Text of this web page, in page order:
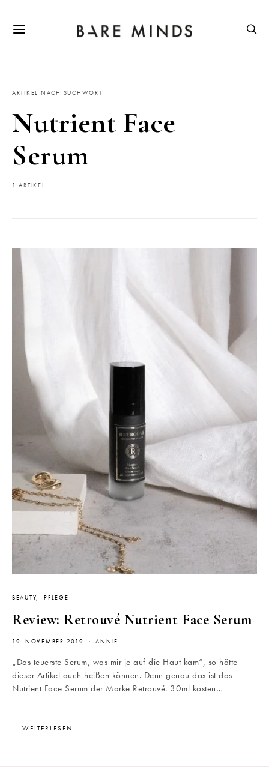
ARTIKEL NACH SUCHWORT
Nutrient Face
Serum
1 ARTIKEL
BEAUTY PFLEGE
Review: Retrouvé Nutrient Face Serum
19. NOVEMBER 2019 ANNIE
„Das teuerste Serum, was mir je auf die Haut kam“, so hätte
dieser Artikel auch heißen können. Denn genau das ist das
Nutrient Face Serum der Marke Retrouvé. 30ml kosten…
WEITERLESEN